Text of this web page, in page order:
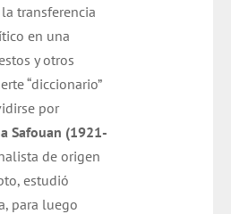
transferencia
en una
y otros
“diccionario”
por
Safouan (1921-
de origen
estudió
para luego